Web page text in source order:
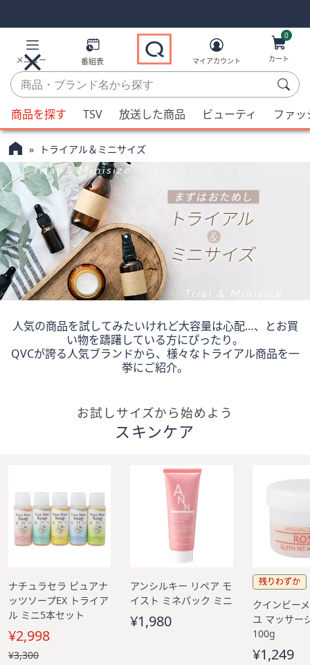
Links
Links2
メニュー 番組表
商
品・
ブ
ラ
ン
ド
名
か
ら
探
す
候
補
が
利
用
可
能
な
場
合、
上
下
の
矢
キ
バ
イ
ス
右
に
ス
ワ
イ
マイアカウント
0
カート
商品を探す TSV 放送した商品 ビューティ ファ
QVC トライアル＆ミニサイズ
人気の商品を試してみたいけれど大容量は心配…、とお買
い物を躊躇している方にぴったり。
QVCが誇る人気ブランドから、様々なトライアル商品を一
挙にご紹介。
お試しサイズから始めよう
スキンケア
ナチュラセラ ピュアナ
ッツソープEX トライア
ル ミニ5本セット
¥2,998
, 過
¥3,300
アンシルキー リペア モ
イスト ミネパック ミニ
¥1,980
残りわずか
クインビー
ユ マッサー
100g
¥1,249